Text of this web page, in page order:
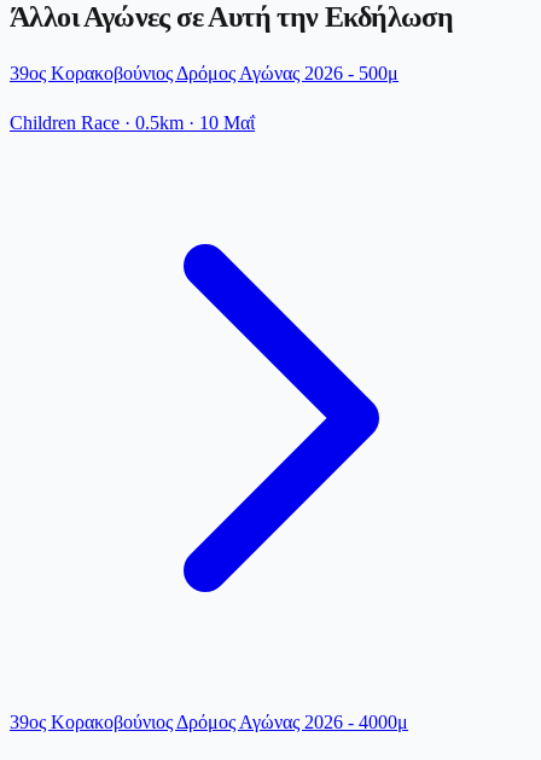
Άλλοι Αγώνες σε Αυτή την Εκδήλωση
39ος Κορακοβούνιος Δρόμος Αγώνας 2026 - 500μ
Children Race · 0.5km · 10 Μαΐ
39ος Κορακοβούνιος Δρόμος Αγώνας 2026 - 4000μ